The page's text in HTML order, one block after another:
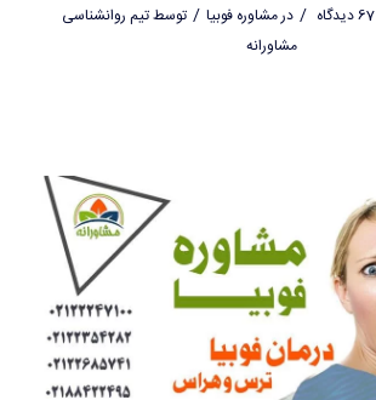
67 دیدگاه / درمشاوره فوبیا / توسطتیم روانشناسی
مشاورانه